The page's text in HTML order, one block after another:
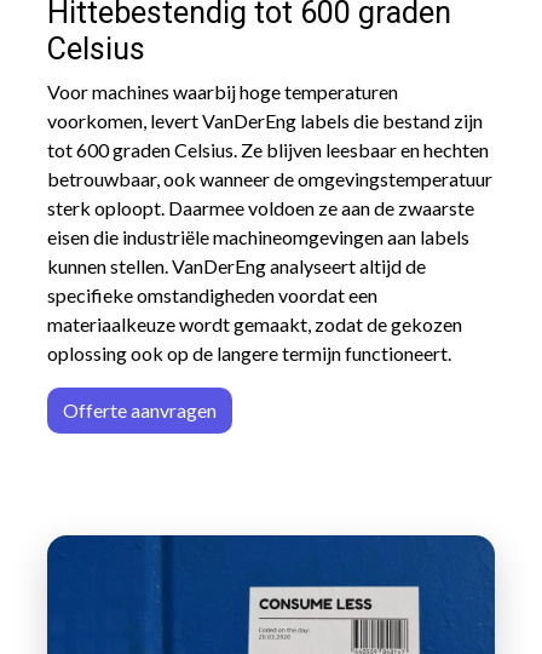
Hittebestendig tot 600 graden
Celsius
Voor machines waarbij hoge temperaturen
voorkomen, levert VanDerEng labels die bestand zijn
tot 600 graden Celsius. Ze blijven leesbaar en hechten
betrouwbaar, ook wanneer de omgevingstemperatuur
sterk oploopt. Daarmee voldoen ze aan de zwaarste
eisen die industriële machineomgevingen aan labels
kunnen stellen. VanDerEng analyseert altijd de
specifieke omstandigheden voordat een
materiaalkeuze wordt gemaakt, zodat de gekozen
oplossing ook op de langere termijn functioneert.
Offerte aan​​vrag​​en